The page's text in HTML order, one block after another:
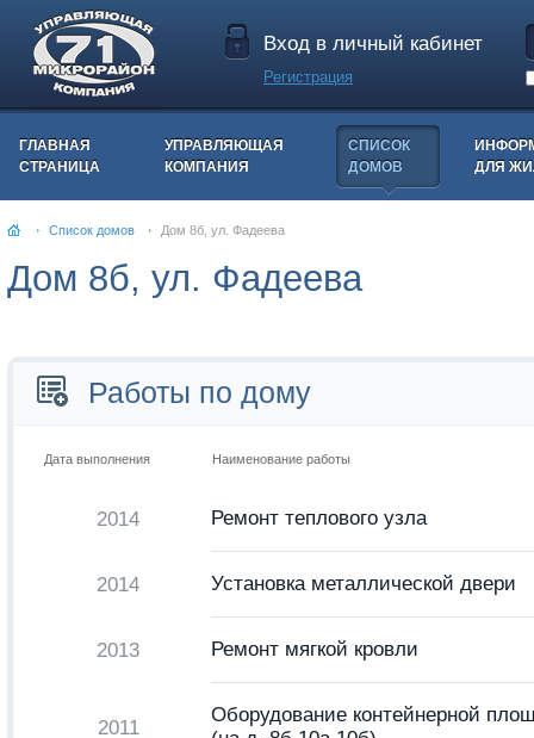
Вход в личный кабинет
Регистрация
ГЛАВНАЯ
СТРАНИЦА
УПРАВЛЯЮЩАЯ
КОМПАНИЯ
СПИСОК
ДОМОВ
ДЛЯ
Список домов Дом 8б, ул. Фадеева
Дом 8б, ул. Фадеева
Работы по дому
Дата выполнения Наименование работы
2014 Ремонт теплового узла
2014 Установка металлической двери
2013 Ремонт мягкой кровли
2011
Оборудование контейнерной